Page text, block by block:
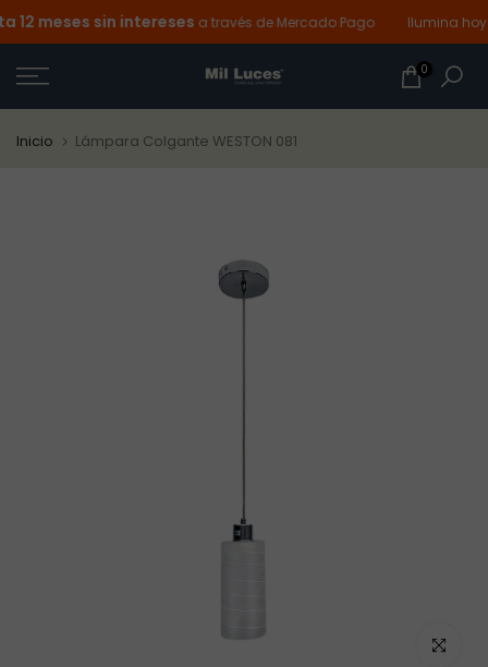
Ir
al
contenido
meses sin interesesa través de Mercado Pago Ilumina hoy
0
Inicio Lámpara Colgante WESTON 081
Haz